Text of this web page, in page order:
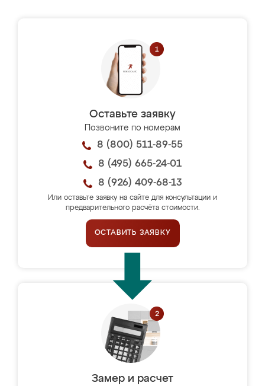
Оставьте заявку
Позвоните по номерам
8 (800) 511-89-55
8 (495) 665-24-01
8 (926) 409-68-13
Или оставьте заявку на сайте для консультации и
предварительного расчёта стоимости.
ОСТАВИТЬ ЗАЯВКУ
Замер и расчет